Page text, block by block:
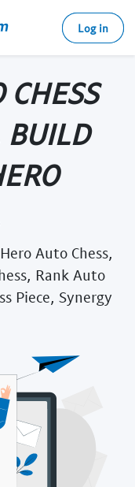
Log in
CHESS
BUILD
Auto Chess,
Rank Auto
Piece, Synergy